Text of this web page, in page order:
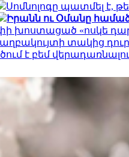
Սոմնոլոգը պատմել է,
Իրանն ու Օմանը
խոստացած «ոսկե
տակից
է բեմ